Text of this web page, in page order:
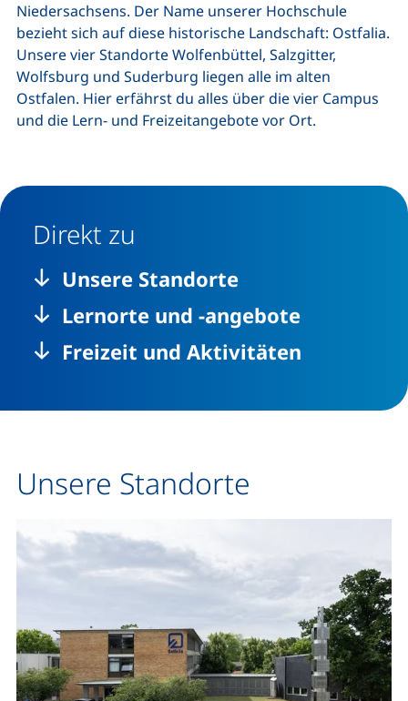
Niedersachsens. Der Name unserer Hochschule
bezieht sich auf diese historische Landschaft: Ostfalia.
Unsere vier Standorte Wolfenbüttel, Salzgitter,
Wolfsburg und Suderburg liegen alle im alten
Ostfalen. Hier erfährst du alles über die vier Campus
und die Lern- und Freizeitangebote vor Ort.
Direkt zu
Unsere Standorte
Lernorte und -angebote
Freizeit und Aktivitäten
Unsere Standorte